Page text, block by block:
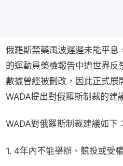
俄羅斯禁藥風波遲遲未能平息
的運動員藥檢報告中遭世界反
數據曾經被刪改，因此正式展
WADA提出對俄羅斯制裁的建
WADA對俄羅斯制裁建議如下：
1. 4年內不能舉辦、競投或受